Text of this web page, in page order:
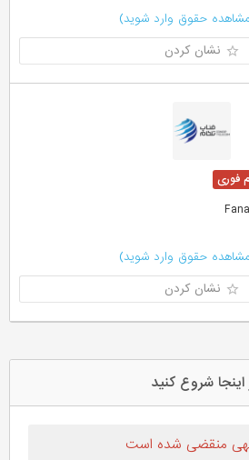
حقوق وارد شوید)
نشان کردن
حقوق وارد شوید)
نشان کردن
اینجا شروع کنید
منقضی شده است